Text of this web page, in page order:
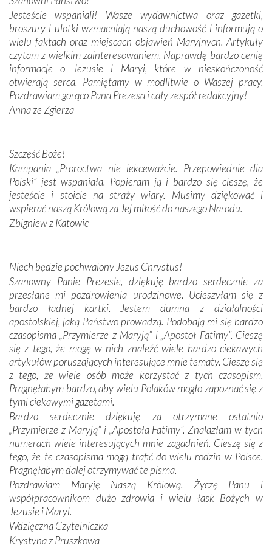
połączenie talentów z wytrwałością i pracowitością
budowniczych.
Podążyliśmy też śladami fatimskich wizjonerów – Łucji
dos Santos oraz świętych Hiacynty i Franciszka Marto.
Modliliśmy się przy ich grobach. Odprawiliśmy Drogę
Krzyżową w ich rodzinnych stronach, odwiedziliśmy
domy, w których żyli.
Darczyńców w ramach akcji „Twoje światło w Fatimie”.
Podczas tej kilkudniowej wyprawy na każdym kroku
spotykaliśmy się z serdeczną otwartością
Portugalczyków. Podziwialiśmy ich ludową sztukę i
zwyczaje. Mimo że nasze kraje są od siebie bardzo
oddalone, w żaden sposób nie czuliśmy się obco.
wspólnej wierze. Podczas wyjazdów do historycznych
miejsc, które znalazły się na trasie naszej pielgrzymki,
mieliśmy okazję przekonać się, że Maryja swoją opieką
otacza nie tylko nasz naród, lecz wszystkie nacje, które
się Jej ufnie oddają, a także każdą osobę, która zawierza
Jej siebie oraz swych bliskich.
Dzieje Portugalii to również historia wierności Bogu i
odstępstw, także w życiu władców. Trudne momenty w
wymiarze tak osobistym, jak i zbiorowym, przypominają o
konieczności ciągłego zabiegania o własną duszę i o łaskę
Opatrzności. Wierność przynosi pomyślność –
przynajmniej w życiu duchowym. Odstępstwo owocuje
nieszczęściem i śmiercią. Te uniwersalne prawdy
przychodziły na myśl, gdy słuchaliśmy opowieści
przewodników o portugalskich monarchach i wodzach,
zwycięskich bitwach i nieszczęśliwych losach grzesznych
kochanków.
Byli tym razem pośród Apostołów Fatimy reprezentanci
każdego spośród żyjących pokoleń. Najmłodszy uczestnik
Jesteście wspaniali! Wasze wydawnictwa oraz gazetki,
broszury i ulotki wzmacniają naszą duchowość i informują o
wielu faktach oraz miejscach objawień Maryjnych. Artykuły
czytam z wielkim zainteresowaniem. Naprawdę bardzo cenię
informacje o Jezusie i Maryi, które w nieskończoność
otwierają serca. Pamiętamy w modlitwie o Waszej pracy.
Pozdrawiam gorąco Pana Prezesa i cały zespół redakcyjny!
Anna ze Zgierza
Szczęść Boże!
Kampania „Proroctwa nie lekceważcie. Przepowiednie dla
Polski” jest wspaniała. Popieram ją i bardzo się cieszę, że
jesteście i stoicie na straży wiary. Musimy dziękować i
wspierać naszą Królową za Jej miłość do naszego Narodu.
Zbigniew z Katowic
Niech będzie pochwalony Jezus Chrystus!
Szanowny Panie Prezesie, dziękuję bardzo serdecznie za
przesłane mi pozdrowienia urodzinowe. Ucieszyłam się z
bardzo ładnej kartki. Jestem dumna z działalności
apostolskiej, jaką Państwo prowadzą. Podobają mi się bardzo
czasopisma „Przymierze z Maryją” i „Apostoł Fatimy”. Cieszę
się z tego, że mogę w nich znaleźć wiele bardzo ciekawych
artykułów poruszających interesujące mnie tematy. Cieszę się
z tego, że wiele osób może korzystać z tych czasopism.
Pragnęłabym bardzo, aby wielu Polaków mogło zapoznać się z
tymi ciekawymi gazetami.
Bardzo serdecznie dziękuję za otrzymane ostatnio
„Przymierze z Maryją” i „Apostoła Fatimy”. Znalazłam w tych
numerach wiele interesujących mnie zagadnień. Cieszę się z
tego, że te czasopisma mogą trafić do wielu rodzin w Polsce.
Pragnęłabym dalej otrzymywać te pisma.
Pozdrawiam Maryję Naszą Królową. Życzę Panu i
współpracownikom dużo zdrowia i wielu łask Bożych w
Jezusie i Maryi.
Wdzięczna Czytelniczka
Krystyna z Pruszkowa